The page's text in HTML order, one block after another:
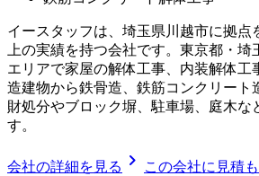
イースタッフは、埼玉県川越市に拠点
上の実績を持つ会社です。東京都・
エリアで家屋の解体工事、内装解体工
造建物から鉄骨造、鉄筋コンクリート
財処分やブロック塀、駐車場、庭木な
す。
会社の詳細を見る chevron_right この会社に見積